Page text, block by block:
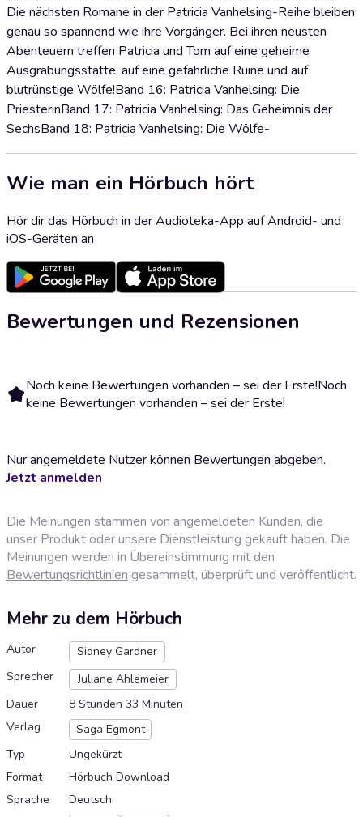
Die nächsten Romane in der Patricia Vanhelsing-Reihe bleiben
genau so spannend wie ihre Vorgänger. Bei ihren neusten
Abenteuern treffen Patricia und Tom auf eine geheime
Ausgrabungsstätte, auf eine gefährliche Ruine und auf
blutrünstige Wölfe!Band 16: Patricia Vanhelsing: Die
PriesterinBand 17: Patricia Vanhelsing: Das Geheimnis der
SechsBand 18: Patricia Vanhelsing: Die Wölfe-
Wie man ein Hörbuch hört
Hör dir das Hörbuch in der Audioteka-App auf Android- und
iOS-Geräten an
Bewertungen und Rezensionen
Noch keine Bewertungen vorhanden – sei der Erste!Noch
keine Bewertungen vorhanden – sei der Erste!
Nur angemeldete Nutzer können Bewertungen abgeben.
Jetzt anmelden
Die Meinungen stammen von angemeldeten Kunden, die
unser Produkt oder unsere Dienstleistung gekauft haben. Die
Meinungen werden in Übereinstimmung mit den
Bewertungsrichtlinien gesammelt, überprüft und veröffentlicht.
Mehr zu dem Hörbuch
Autor
Sidney Gardner
Sprecher
Juliane Ahlemeier
Dauer
8 Stunden 33 Minuten
Verlag
Saga Egmont
Typ
Ungekürzt
Format
Hörbuch Download
Sprache
Deutsch